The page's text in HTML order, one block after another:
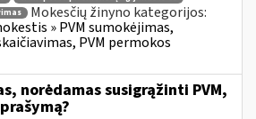
Mokesčių žinyno kategorijos:
» PVM sumokėjimas,
PVM permokos
norėdamas susigrąžinti PVM,